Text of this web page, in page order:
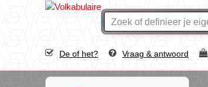
De of het? Vraag & antwoord